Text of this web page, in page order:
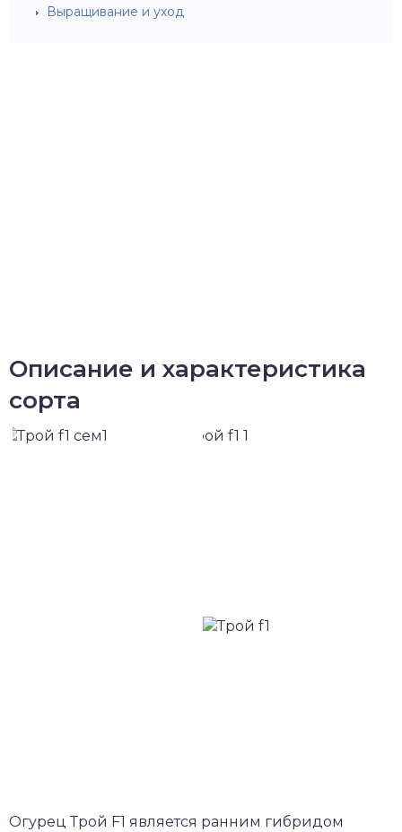
Выращивание и уход
Описание и характеристика
сорта
Огурец Трой F1 является ранним гибридом